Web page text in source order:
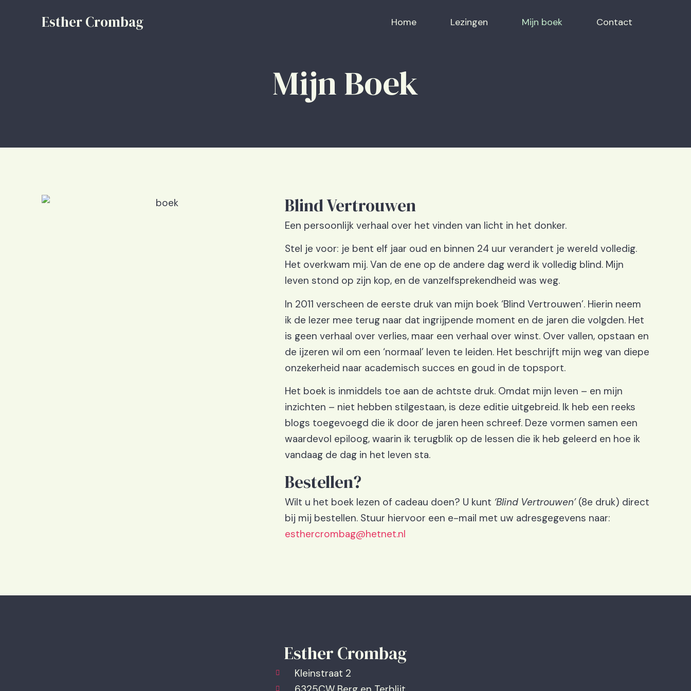
Esther Crombag Home Lezingen Mijn boek Contact
Mijn Boek
Blind Vertrouwen
Een persoonlijk verhaal over het vinden van licht in het donker.
Stel je voor: je bent elf jaar oud en binnen 24 uur verandert je wereld volledig.
Het overkwam mij. Van de ene op de andere dag werd ik volledig blind. Mijn
leven stond op zijn kop, en de vanzelfsprekendheid was weg.
In 2011 verscheen de eerste druk van mijn boek ‘Blind Vertrouwen’. Hierin neem
ik de lezer mee terug naar dat ingrijpende moment en de jaren die volgden. Het
is geen verhaal over verlies, maar een verhaal over winst. Over vallen, opstaan en
de ijzeren wil om een ‘normaal’ leven te leiden. Het beschrijft mijn weg van diepe
onzekerheid naar academisch succes en goud in de topsport.
Het boek is inmiddels toe aan de achtste druk. Omdat mijn leven – en mijn
inzichten – niet hebben stilgestaan, is deze editie uitgebreid. Ik heb een reeks
blogs toegevoegd die ik door de jaren heen schreef. Deze vormen samen een
waardevol epiloog, waarin ik terugblik op de lessen die ik heb geleerd en hoe ik
vandaag de dag in het leven sta.
Bestellen?
Wilt u het boek lezen of cadeau doen? U kunt ‘Blind Vertrouwen’(8e druk) direct
bij mij bestellen. Stuur hiervoor een e-mail met uw adresgegevens naar:
esthercrombag@hetnet.nl
Esther Crombag
Kleinstraat 2